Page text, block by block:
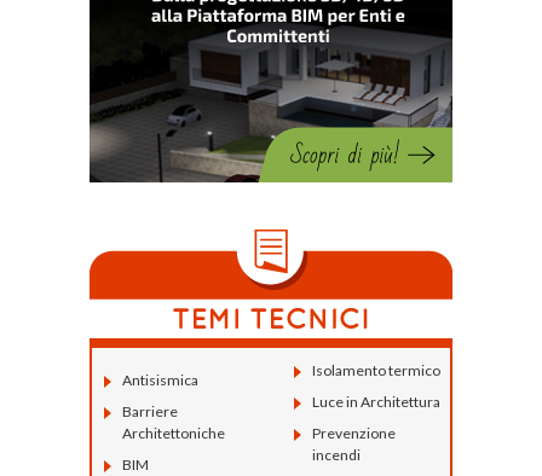
Antisismica
Barriere
Architettoniche
BIM
Isolamento termico
Luce in Architettura
Prevenzione
incendi